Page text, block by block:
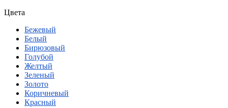
Цвета
Бежевый
Белый
Бирюзовый
Голубой
Желтый
Зеленый
Золото
Коричневый
Красный